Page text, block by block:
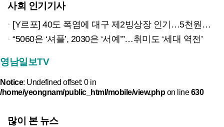
사회 인기기사
[Y르포] 40도 폭염에 대구 제2빙상장 인기…5천원으로 즐기는 ‘피서’
“5060은 ‘셔플’, 2030은 ‘서예’”…취미도 ‘세대 역전’
영남일보TV
Notice: Undefined offset: 0 in
/home/yeongnam/public_html/mobile/view.phpon line630
많이 본 뉴스